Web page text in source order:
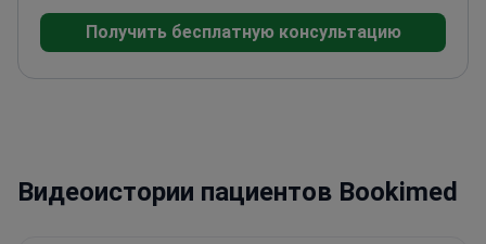
технологий с современными
методикамиПроводит лечение в элегантной и
Получить бесплатную консультацию
Видеоистории пациентов Bookimed